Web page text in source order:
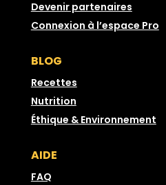
Devenir partenaires
Connexion à l’espace Pro
BLOG
Recettes
Nutrition
Éthique & Environnement
AIDE
FAQ